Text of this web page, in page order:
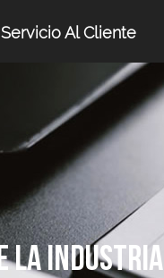
Servicio Al Cliente
LA INDUSTRIA